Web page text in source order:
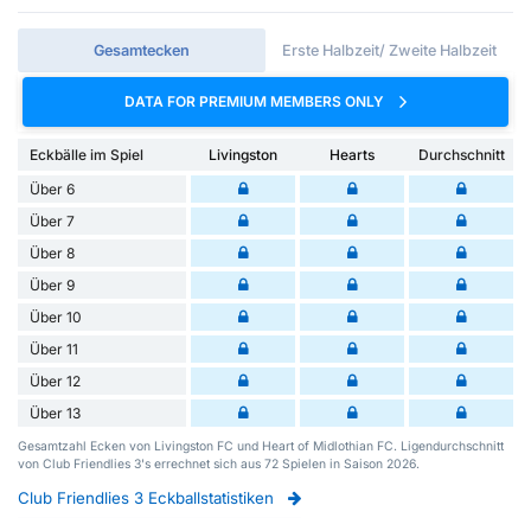
Gesamtecken Erste Halbzeit/ Zweite Halbzeit
DATA FOR PREMIUM MEMBERS ONLY
Eckbälle im Spiel Livingston Hearts
Durchschnitt
Über 6
Über 7
Über 8
Über 9
Über 10
Über 11
Über 12
Über 13
Gesamtzahl Ecken von Livingston FC und Heart of Midlothian FC. Ligendurchschnitt
von Club Friendlies 3's errechnet sich aus 72 Spielen in Saison 2026.
Club Friendlies 3 Eckballstatistiken